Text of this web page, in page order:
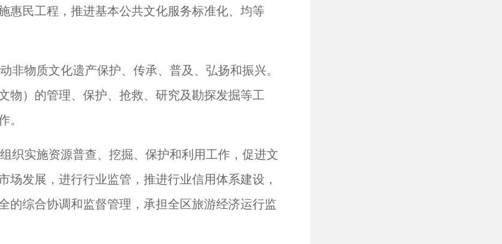
惠民工程，推进基本公共文化服务标准化、均等
非物质文化遗产保护、传承、普及、弘扬和振兴。
物）的管理、保护、抢救、研究及勘探发掘等工
。
织实施资源普查、挖掘、保护和利用工作，促进文
发展，进行行业监管，推进行业信用体系建设，
的综合协调和监督管理，承担全区旅游经济运行监